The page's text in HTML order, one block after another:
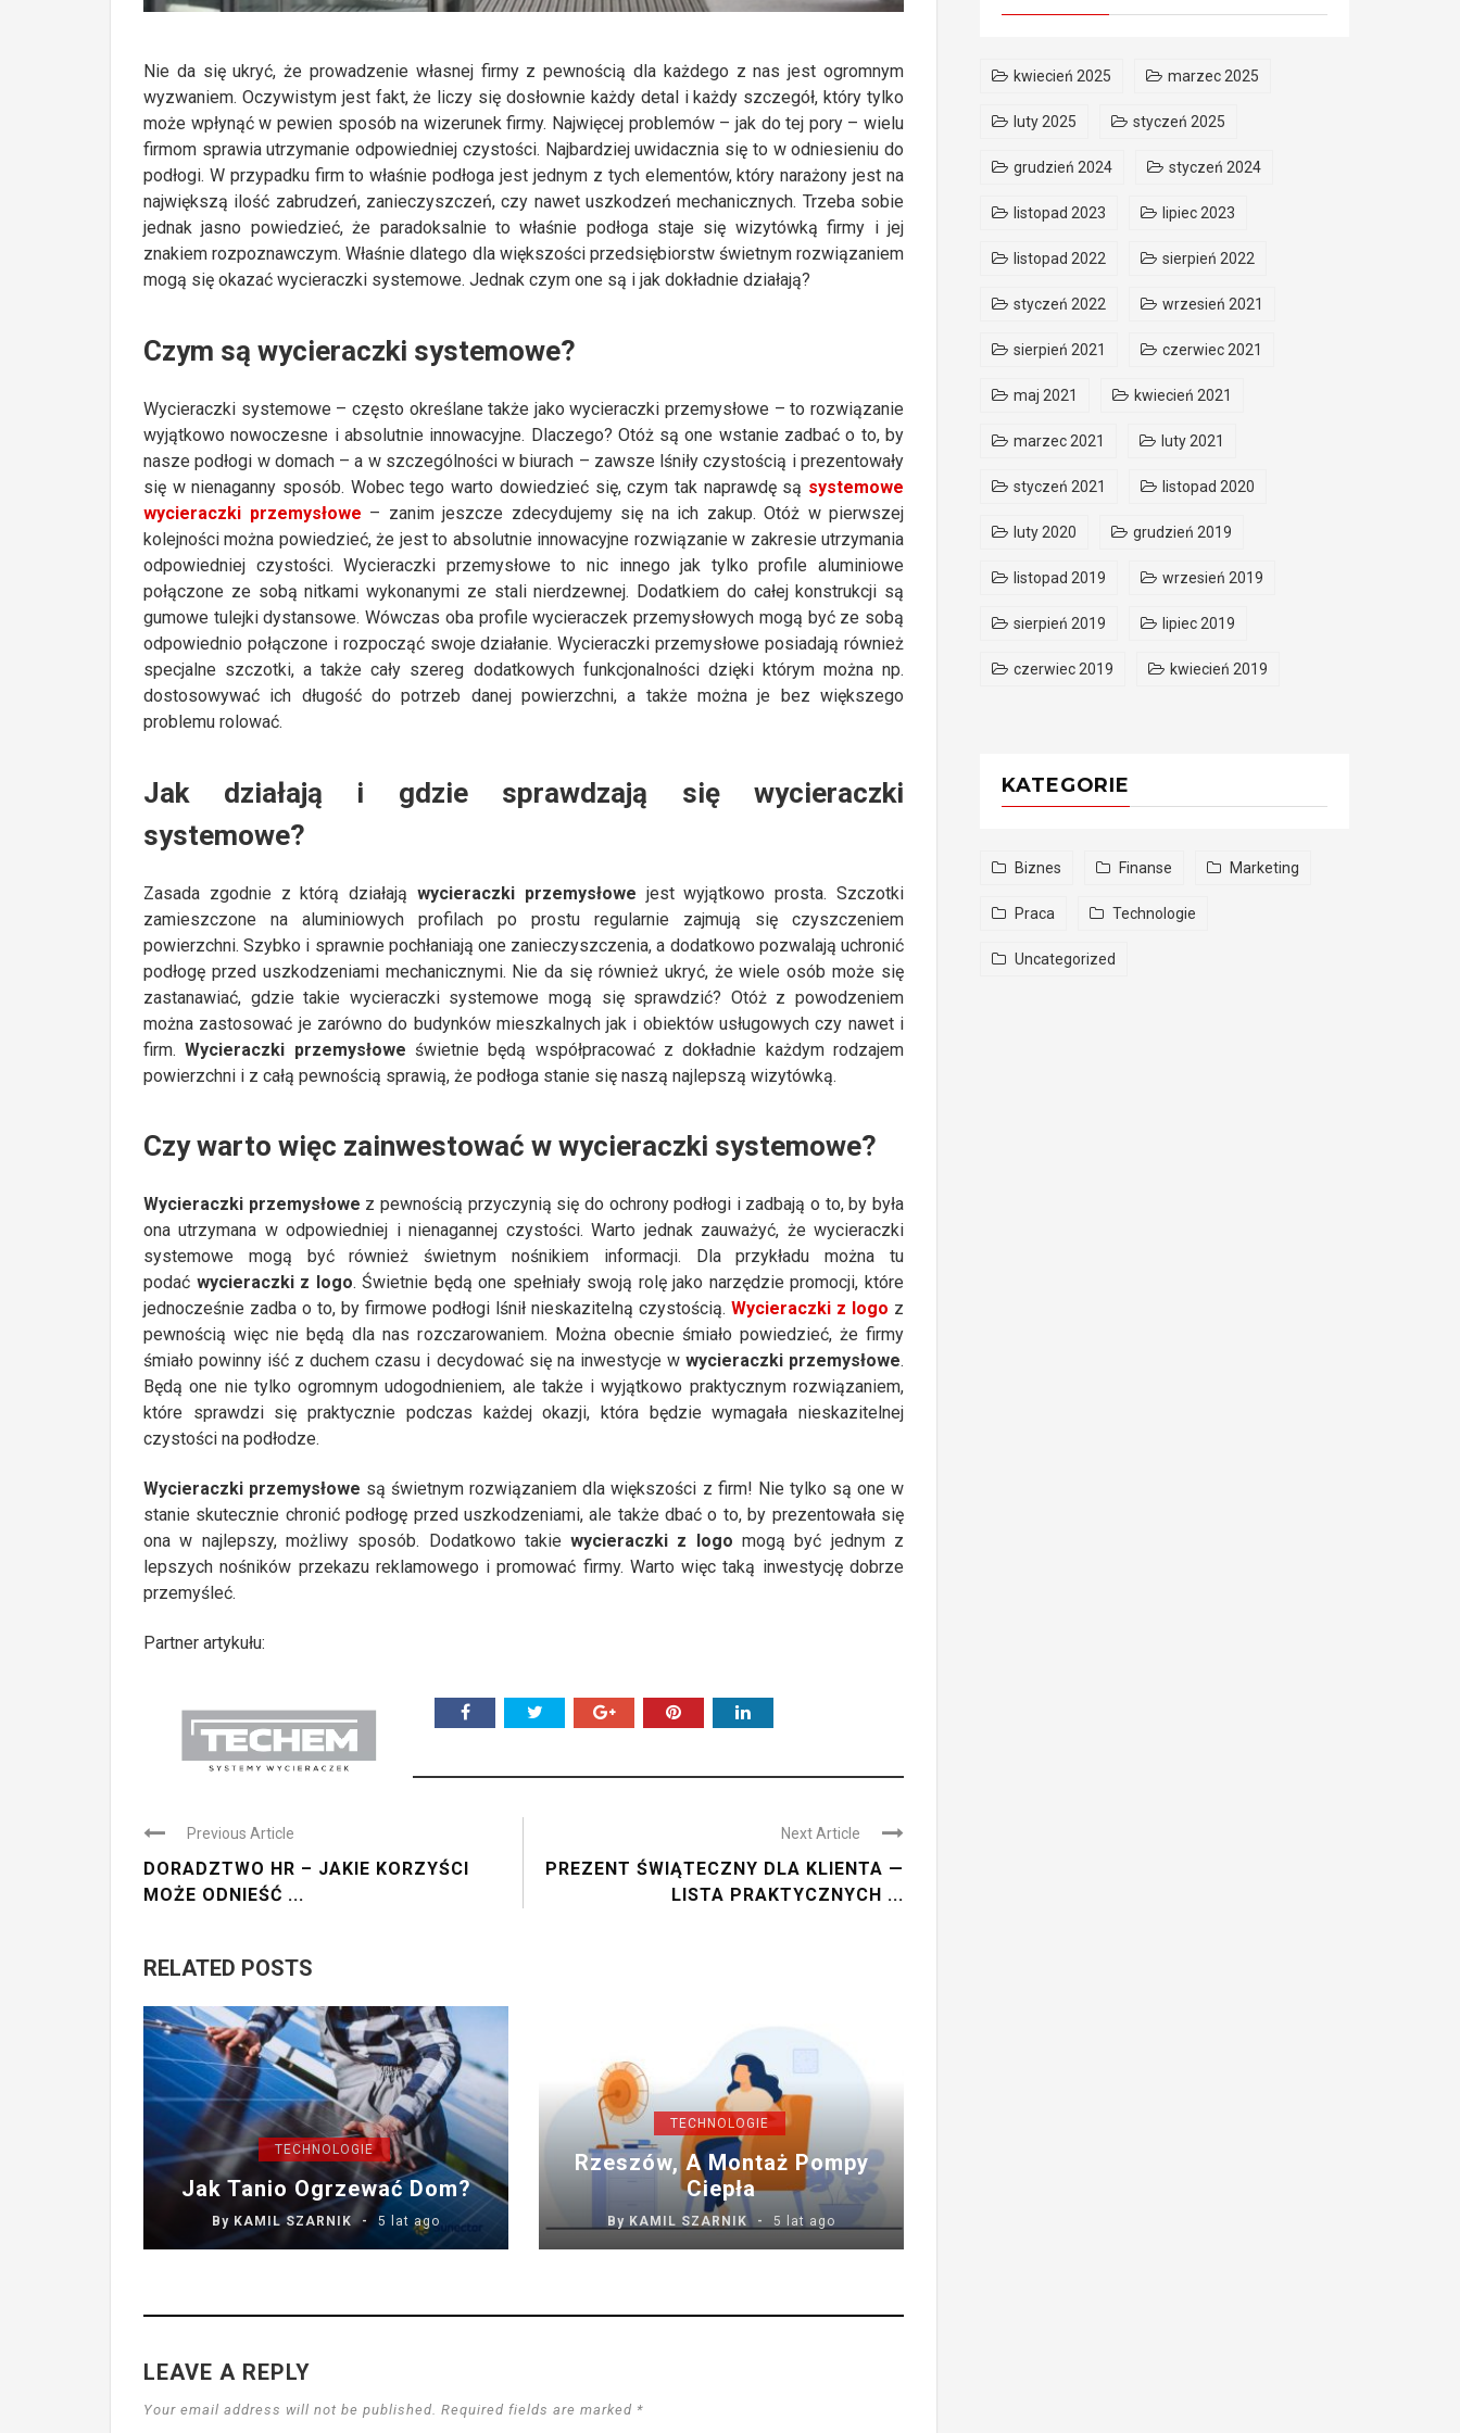
Nie da się ukryć, że prowadzenie własnej firmy z pewnością dla każdego z nas jest ogromnym
wyzwaniem. Oczywistym jest fakt, że liczy się dosłownie każdy detal i każdy szczegół, który tylko
może wpłynąć w pewien sposób na wizerunek firmy. Najwięcej problemów – jak do tej pory – wielu
firmom sprawia utrzymanie odpowiedniej czystości. Najbardziej uwidacznia się to w odniesieniu do
podłogi. W przypadku firm to właśnie podłoga jest jednym z tych elementów, który narażony jest na
największą ilość zabrudzeń, zanieczyszczeń, czy nawet uszkodzeń mechanicznych. Trzeba sobie
jednak jasno powiedzieć, że paradoksalnie to właśnie podłoga staje się wizytówką firmy i jej
znakiem rozpoznawczym. Właśnie dlatego dla większości przedsiębiorstw świetnym rozwiązaniem
mogą się okazać wycieraczki systemowe. Jednak czym one są i jak dokładnie działają?
Czym są wycieraczki systemowe?
Wycieraczki systemowe – często określane także jako wycieraczki przemysłowe – to rozwiązanie
wyjątkowo nowoczesne i absolutnie innowacyjne. Dlaczego? Otóż są one wstanie zadbać o to, by
nasze podłogi w domach – a w szczególności w biurach – zawsze lśniły czystością i prezentowały
się w nienaganny sposób. Wobec tego warto dowiedzieć się, czym tak naprawdę są systemowe
wycieraczki przemysłowe – zanim jeszcze zdecydujemy się na ich zakup. Otóż w pierwszej
kolejności można powiedzieć, że jest to absolutnie innowacyjne rozwiązanie w zakresie utrzymania
odpowiedniej czystości. Wycieraczki przemysłowe to nic innego jak tylko profile aluminiowe
połączone ze sobą nitkami wykonanymi ze stali nierdzewnej. Dodatkiem do całej konstrukcji są
gumowe tulejki dystansowe. Wówczas oba profile wycieraczek przemysłowych mogą być ze sobą
odpowiednio połączone i rozpocząć swoje działanie. Wycieraczki przemysłowe posiadają również
specjalne szczotki, a także cały szereg dodatkowych funkcjonalności dzięki którym można np.
dostosowywać ich długość do potrzeb danej powierzchni, a także można je bez większego
problemu rolować.
Jak działają i gdzie sprawdzają się wycieraczki
systemowe?
Zasada zgodnie z którą działają wycieraczki przemysłowe jest wyjątkowo prosta. Szczotki
zamieszczone na aluminiowych profilach po prostu regularnie zajmują się czyszczeniem
powierzchni. Szybko i sprawnie pochłaniają one zanieczyszczenia, a dodatkowo pozwalają uchronić
podłogę przed uszkodzeniami mechanicznymi. Nie da się również ukryć, że wiele osób może się
zastanawiać, gdzie takie wycieraczki systemowe mogą się sprawdzić? Otóż z powodzeniem
można zastosować je zarówno do budynków mieszkalnych jak i obiektów usługowych czy nawet i
firm.Wycieraczki przemysłowe świetnie będą współpracować z dokładnie każdym rodzajem
powierzchni i z całą pewnością sprawią, że podłoga stanie się naszą najlepszą wizytówką.
Czy warto więc zainwestować w wycieraczki systemowe?
Wycieraczki przemysłowe z pewnością przyczynią się do ochrony podłogi i zadbają o to, by była
ona utrzymana w odpowiedniej i nienagannej czystości. Warto jednak zauważyć, że wycieraczki
systemowe mogą być również świetnym nośnikiem informacji. Dla przykładu można tu
podać wycieraczki z logo. Świetnie będą one spełniały swoją rolę jako narzędzie promocji, które
jednocześnie zadba o to, by firmowe podłogi lśnił nieskazitelną czystością. Wycieraczki z logo z
pewnością więc nie będą dla nas rozczarowaniem. Można obecnie śmiało powiedzieć, że firmy
śmiało powinny iść z duchem czasu i decydować się na inwestycje w wycieraczki przemysłowe.
Będą one nie tylko ogromnym udogodnieniem, ale także i wyjątkowo praktycznym rozwiązaniem,
które sprawdzi się praktycznie podczas każdej okazji, która będzie wymagała nieskazitelnej
czystości na podłodze.
Wycieraczki przemysłowe są świetnym rozwiązaniem dla większości z firm! Nie tylko są one w
stanie skutecznie chronić podłogę przed uszkodzeniami, ale także dbać o to, by prezentowała się
ona w najlepszy, możliwy sposób. Dodatkowo takiewycieraczki z logo mogą być jednym z
lepszych nośników przekazu reklamowego i promować firmy. Warto więc taką inwestycję dobrze
przemyśleć.
Partner artykułu:
Previous Article
DORADZTWO HR – JAKIE KORZYŚCI
MOŻE ODNIEŚĆ ...
Next Article
PREZENT ŚWIĄTECZNY DLA KLIENTA —
LISTA PRAKTYCZNYCH ...
RELATED POSTS
TECHNOLOGIE
Jak Tanio Ogrzewać Dom?
By KAMIL SZARNIK 5 lat ago
TECHNOLOGIE
Rzeszów, A Montaż Pompy
Ciepła
By KAMIL SZARNIK 5 lat ago
LEAVE A REPLY
Your email address will not be published. Required fields are marked *
kwiecień 2025 marzec 2025
luty 2025 styczeń 2025
grudzień 2024 styczeń 2024
listopad 2023 lipiec 2023
listopad 2022 sierpień 2022
styczeń 2022 wrzesień 2021
sierpień 2021 czerwiec 2021
maj 2021 kwiecień 2021
marzec 2021 luty 2021
styczeń 2021 listopad 2020
luty 2020 grudzień 2019
listopad 2019 wrzesień 2019
sierpień 2019 lipiec 2019
czerwiec 2019 kwiecień 2019
KATEGORIE
Biznes Finanse Marketing
Praca Technologie
Uncategorized